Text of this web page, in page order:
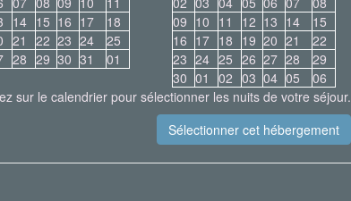
14 15 16 17
18
21 22 23 24
25
28 29 30 31 01
09 10 11 12 13 14
15
16 17 18 19 20 21
22
23 24 25 26 27 28
29
30 01 02 03 04 05
06
sur le calendrier pour sélectionner les nuits de votre séjour.